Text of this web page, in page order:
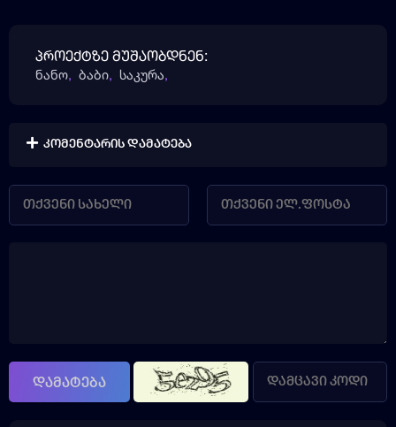
პროექტზე მუშაობდნენ:
ნანო, ბაბი, საკურა,
კომენტარის დამატება
დამატება